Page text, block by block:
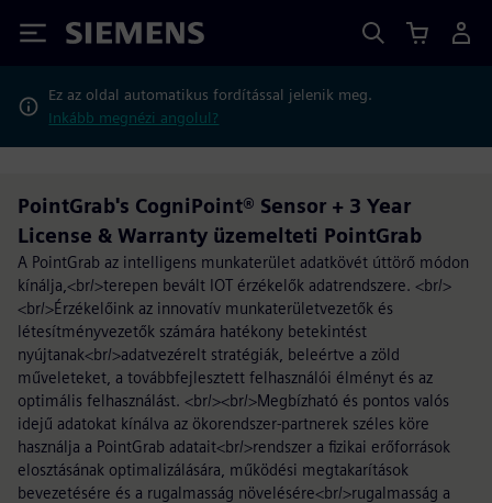
Siemens
Ez az oldal automatikus fordítással jelenik meg.
Inkább megnézi angolul?
PointGrab's CogniPoint® Sensor + 3 Year
License & Warranty üzemelteti PointGrab
A PointGrab az intelligens munkaterület adatkövét úttörő módon
kínálja,<br/>terepen bevált IOT érzékelők adatrendszere. <br/>
<br/>Érzékelőink az innovatív munkaterületvezetők és
létesítményvezetők számára hatékony betekintést
nyújtanak<br/>adatvezérelt stratégiák, beleértve a zöld
műveleteket, a továbbfejlesztett felhasználói élményt és az
optimális felhasználást. <br/><br/>Megbízható és pontos valós
idejű adatokat kínálva az ökorendszer-partnerek széles köre
használja a PointGrab adatait<br/>rendszer a fizikai erőforrások
elosztásának optimalizálására, működési megtakarítások
bevezetésére és a rugalmasság növelésére<br/>rugalmasság a